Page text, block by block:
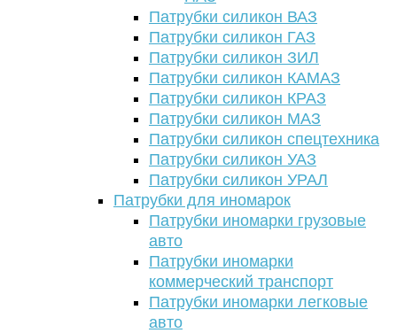
Патрубки силикон ВАЗ
Патрубки силикон ГАЗ
Патрубки силикон ЗИЛ
Патрубки силикон КАМАЗ
Патрубки силикон КРАЗ
Патрубки силикон МАЗ
Патрубки силикон спецтехника
Патрубки силикон УАЗ
Патрубки силикон УРАЛ
Патрубки для иномарок
Патрубки иномарки грузовые
авто
Патрубки иномарки
коммерческий транспорт
Патрубки иномарки легковые
авто